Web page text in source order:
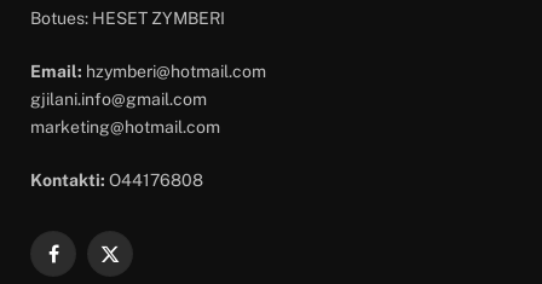
Botues: HESET ZYMBERI
Email: hzymberi@hotmail.com
gjilani.info@gmail.com
marketing@hotmail.com
Kontakti: O44176808
Facebook
X